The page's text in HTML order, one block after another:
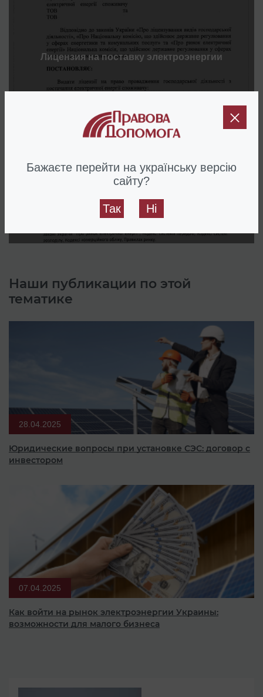
Лицензия на поставку электроэнергии
Регистрация участником рынка
Наши публикации по этой
тематике
28.04.2025
Юридические вопросы при установке СЭС: договор с
инвестором
07.04.2025
Как войти на рынок электроэнергии Украины:
возможности для малого бизнеса
Бажаєте перейти на українську версію
сайту?
Так Ні